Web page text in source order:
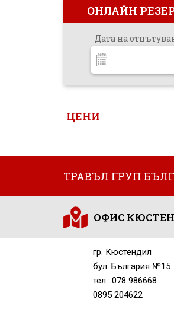
ОНЛАЙН
Дата на
ЦЕНИ
ТРАВЪЛ ГРУП
ОФИС
гр. Кюстендил
бул. България №15
тел.: 078 986668
0895 204622